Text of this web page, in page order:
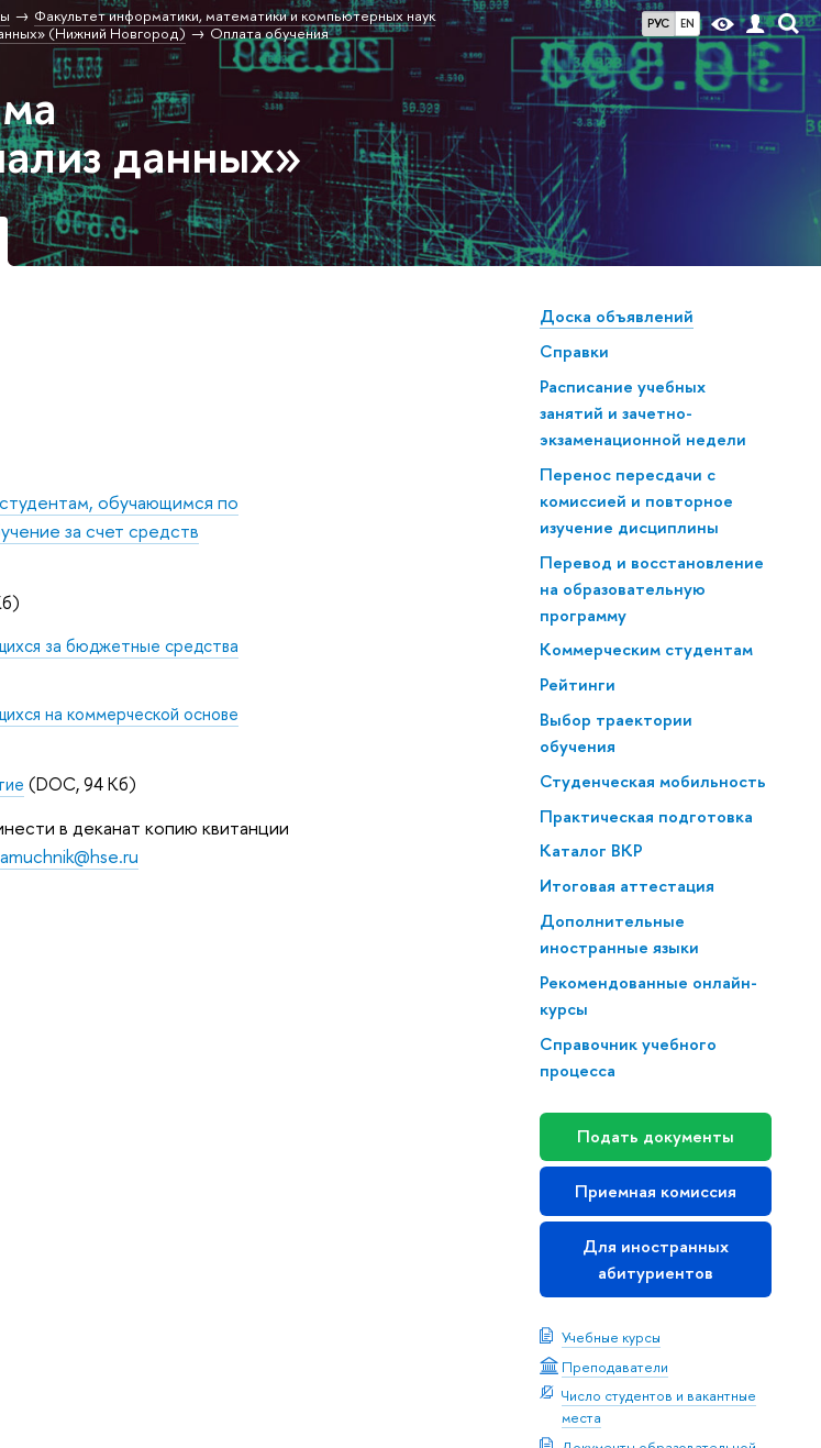
РУС EN
Факультет информатики, математики и компьютерных наук
(Нижний Новгород) Оплата обучения
данных»
Доска объявлений
Справки
Расписание учебных
занятий и зачетно-
экзаменационной недели
Перенос пересдачи с
комиссией и повторное
изучение дисциплины
Перевод и восстановление
на образовательную
программу
Коммерческим студентам
Рейтинги
Выбор траектории
обучения
Студенческая мобильность
Практическая подготовка
Каталог ВКР
Итоговая аттестация
Дополнительные
иностранные языки
Рекомендованные онлайн-
курсы
Справочник учебного
процесса
Подать документы
Приемная комиссия
Для иностранных
абитуриентов
Учебные курсы
Преподаватели
Число студентов и вакантные
места
обучающимся по
за счет средств
за бюджетные средства
на коммерческой основе
(DOC, 94 Кб)
в деканат копию квитанции
amuchnik@hse.ru